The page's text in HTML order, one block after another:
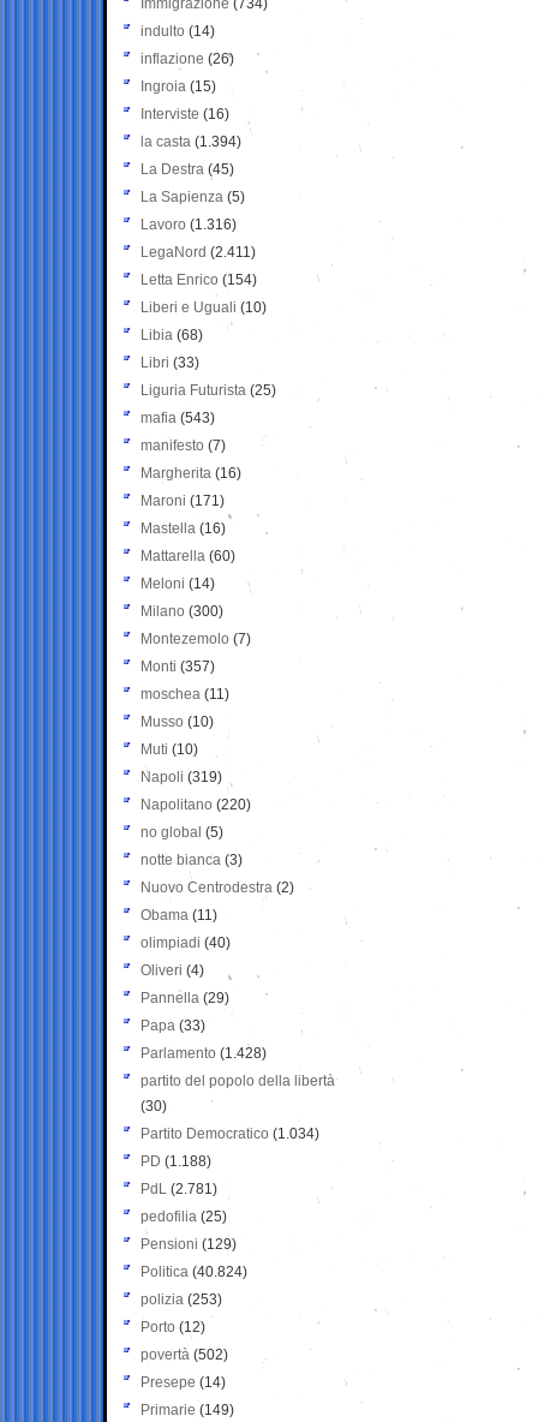
Immigrazione (734)
indulto (14)
inflazione (26)
Ingroia (15)
Interviste (16)
la casta (1.394)
La Destra (45)
La Sapienza (5)
Lavoro (1.316)
LegaNord (2.411)
Letta Enrico (154)
Liberi e Uguali (10)
Libia (68)
Libri (33)
Liguria Futurista (25)
mafia (543)
manifesto (7)
Margherita (16)
Maroni (171)
Mastella (16)
Mattarella (60)
Meloni (14)
Milano (300)
Montezemolo (7)
Monti (357)
moschea (11)
Musso (10)
Muti (10)
Napoli (319)
Napolitano (220)
no global (5)
notte bianca (3)
Nuovo Centrodestra (2)
Obama (11)
olimpiadi (40)
Oliveri (4)
Pannella (29)
Papa (33)
Parlamento (1.428)
partito del popolo della libertà
(30)
Partito Democratico (1.034)
PD (1.188)
PdL (2.781)
pedofilia (25)
Pensioni (129)
Politica (40.824)
polizia (253)
Porto (12)
povertà (502)
Presepe (14)
Primarie (149)